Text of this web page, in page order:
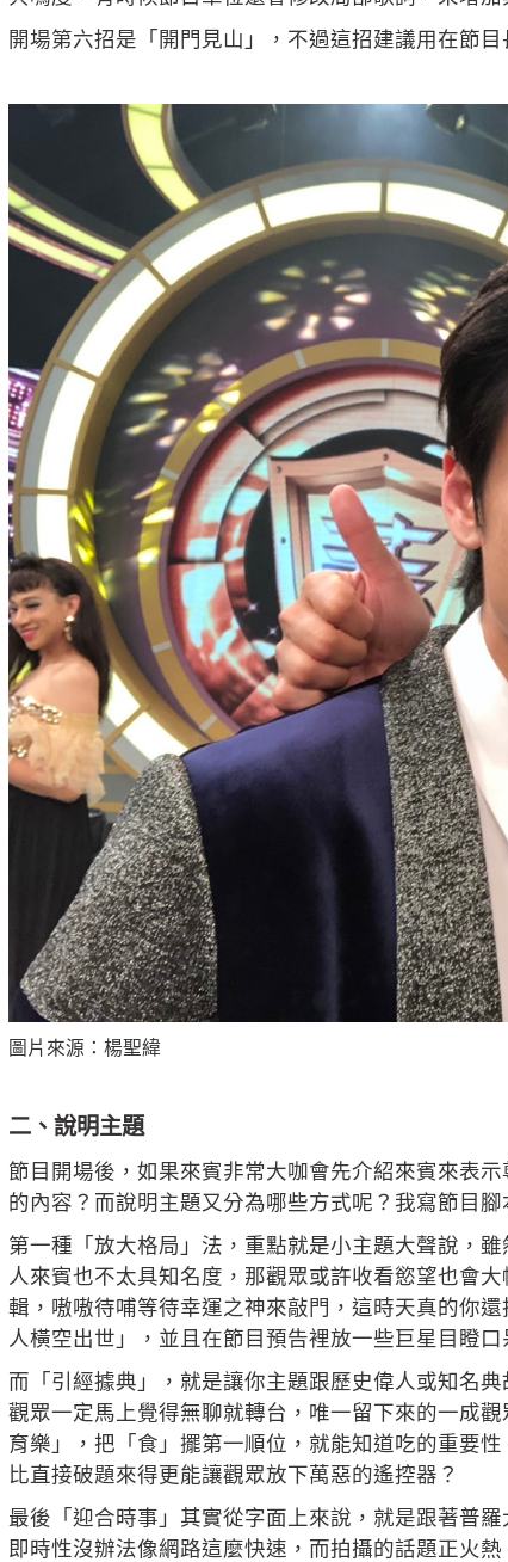
開場第六招是「開門見山」，不過這招建議用在節
圖片來源：楊聖緯
二、說明主題
節目開場後，如果來賓非常大咖會先介紹來賓來表
的內容？而說明主題又分為哪些方式呢？我寫節目
第一種「放大格局」法，重點就是小主題大聲說，
人來賓也不太具知名度，那觀眾或許收看慾望也會
輯，嗷嗷待哺等待幸運之神來敲門，這時天真的你
人橫空出世」，並且在節目預告裡放一些巨星目瞪
而「引經據典」，就是讓你主題跟歷史偉人或知名
觀眾一定馬上覺得無聊就轉台，唯一留下來的一成
育樂」，把「食」擺第一順位，就能知道吃的重要
比直接破題來得更能讓觀眾放下萬惡的遙控器？
最後「迎合時事」其實從字面上來說，就是跟著普
即時性沒辦法像網路這麼快速，而拍攝的話題正火